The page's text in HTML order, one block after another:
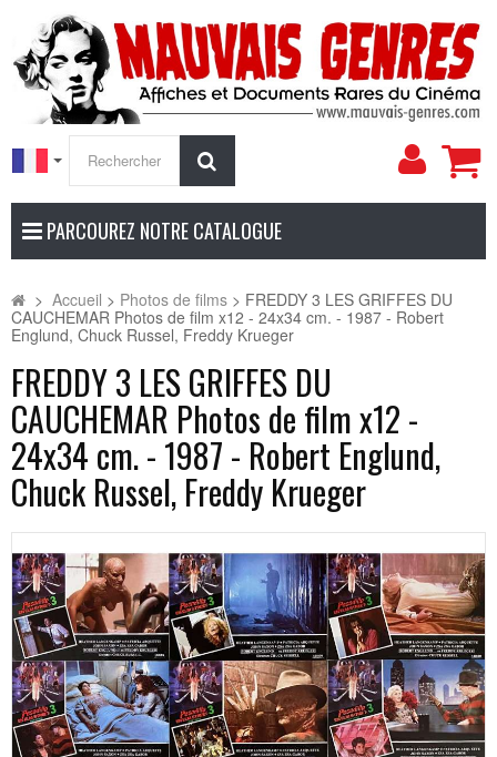
Mon
PARCOUREZ NOTRE CATALOGUE
> Accueil > Photos de films > FREDDY 3 LES GRIFFES DU
CAUCHEMAR Photos de film x12 - 24x34 cm. - 1987 - Robert
Englund, Chuck Russel, Freddy Krueger
FREDDY 3 LES GRIFFES DU
CAUCHEMAR Photos de film x12 -
24x34 cm. - 1987 - Robert Englund,
Chuck Russel, Freddy Krueger